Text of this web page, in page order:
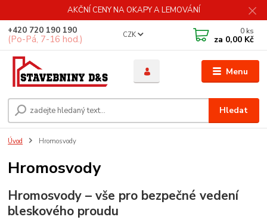
AKČNÍ CENY NA OKAPY A LEMOVÁNÍ
Menu
CZK
Hledat
+420 720 190 190
(Po-Pá, 7-16 hod.)
0 ks
za 0,00 Kč
Úvod Hromosvody
Hromosvody
Hromosvody – vše pro bezpečné vedení
bleskového proudu